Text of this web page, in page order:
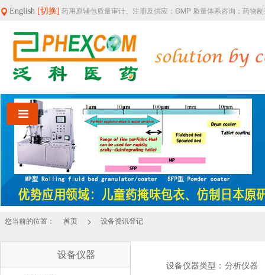
English [切换] 药用原辅包质量审计、注册及供应；GMP 质量体系咨询；药物
您当前的位置： 首页 > 设备资讯登记
设备仪器
设备仪器类型： 分析仪器